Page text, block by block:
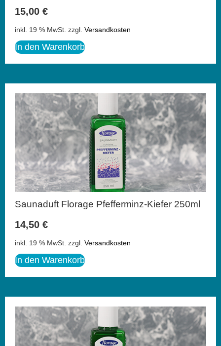
15,00 €
inkl. 19 % MwSt. zzgl. Versandkosten
In den Warenkorb
Saunaduft Florage Pfefferminz-Kiefer 250ml
14,50 €
inkl. 19 % MwSt. zzgl. Versandkosten
In den Warenkorb